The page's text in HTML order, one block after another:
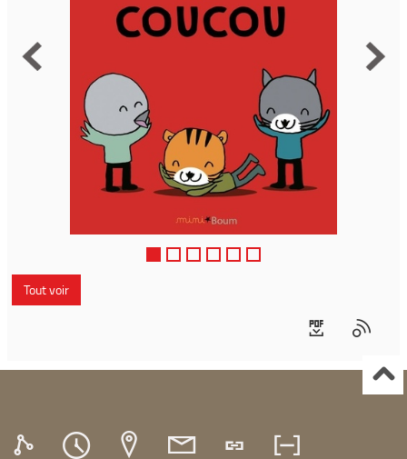
Tout voir